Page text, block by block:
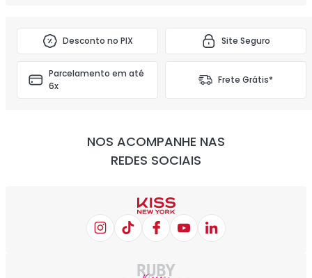
Desconto no PIX Site Seguro
Parcelamento em até
6x
Frete Grátis*
NOS ACOMPANHE NAS
REDES SOCIAIS